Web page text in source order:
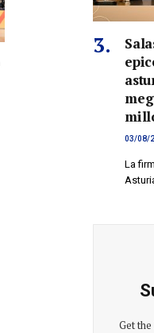
03/08/
La
Get